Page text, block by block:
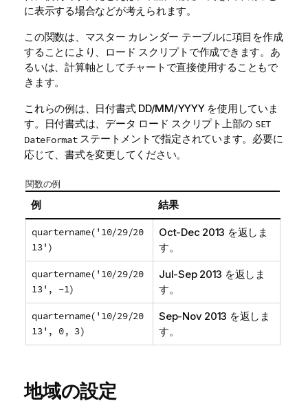
に表示する場合などが考えられます。
この関数は、マスター カレンダー テーブルに項目を作成
することにより、ロード スクリプトで作成できます。あ
るいは、計算軸としてチャートで直接使用することもで
きます。
これらの例は、日付書式 DD/MM/YYYY を使用していま
す。日付書式は、データ ロード スクリプト上部の SET
DateFormatステートメントで指定されています。必要に
応じて、書式を変更してください。
関数の例
例 結果
quartername('10/29/20
13')
Oct-Dec 2013 を返しま
す。
quartername('10/29/20
13', -1)
Jul-Sep 2013 を返しま
す。
quartername('10/29/20
13', 0, 3)
Sep-Nov 2013 を返しま
す。
地域の設定